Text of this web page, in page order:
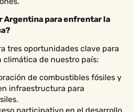
Argentina para enfrentar la
tres oportunidades clave para
de nuestro país:
de combustibles fósiles y
infraestructura para